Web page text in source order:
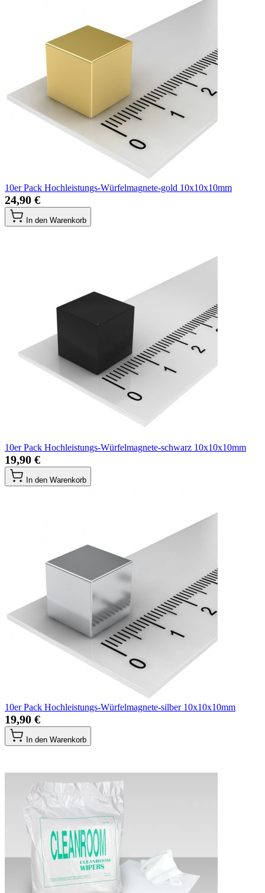
10er Pack Hochleistungs-Würfelmagnete-gold 10x10x10mm
24,90 €
In den Warenkorb
10er Pack Hochleistungs-Würfelmagnete-schwarz 10x10x10mm
19,90 €
In den Warenkorb
10er Pack Hochleistungs-Würfelmagnete-silber 10x10x10mm
19,90 €
In den Warenkorb